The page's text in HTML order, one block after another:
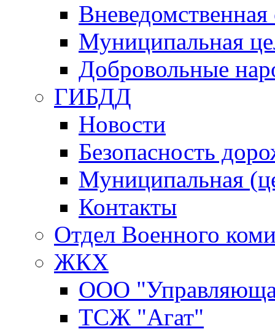
Вневедомственная
Муниципальная
Добровольные
ГИБДД
Новости
Безопасность
Муниципальная
Контакты
Отдел Военного
ЖКХ
ООО
ТСЖ "Агат"